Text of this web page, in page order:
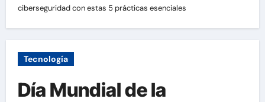
ciberseguridad con estas 5 prácticas esenciales
Tecnología
Día Mundial de la